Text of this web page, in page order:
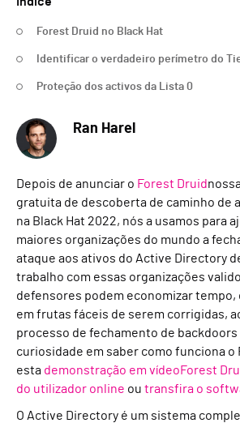
Forest Druid no Black Hat
Identificar o verdadeiro perímetro do
Proteção dos activos da Lista 0
Ran Harel
Depois de anunciar o Forest Druid
gratuita de descoberta de caminho de
na Black Hat 2022, nós a usamos para
maiores organizações do mundo a
ataque aos ativos do Active Directory
trabalho com essas organizações
defensores podem economizar
em frutas fáceis de serem corrigidas,
processo de fechamento de backdoors
curiosidade em saber como funciona o
esta demonstração em vídeoForest
do utilizador online ou transfira o
O Active Directory é um sistema